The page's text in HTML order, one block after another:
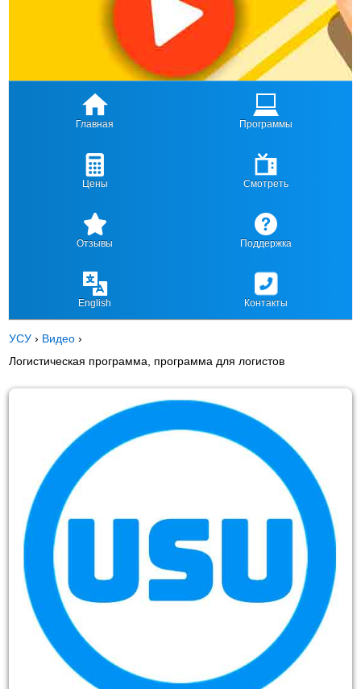
Главная Программы
Цены Смотреть
Отзывы Поддержка
English Контакты
УСУ › Видео ›
Логистическая программа, программа для логистов